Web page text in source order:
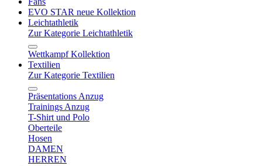
EVO STAR neue Kollektion
Leichtathletik
Zur Kategorie Leichtathletik
Wettkampf Kollektion
Textilien
Zur Kategorie Textilien
Präsentations Anzug
Trainings Anzug
T-Shirt und Polo
Oberteile
Hosen
DAMEN
HERREN